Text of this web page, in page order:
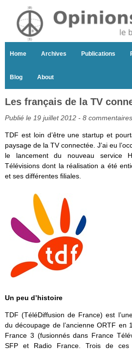
Home Archives Publications
Blog About
Les français de la TV
Publié le 19 juillet 2012 - 8 commentaires
TDF est loin d’être une startup et
paysage de la TV connectée. J’ai eu
le lancement du nouveau service
Télévisions dont la réalisation a été
et ses différentes filiales.
Un peu d’histoire
TDF (TéléDiffusion de France) est
du découpage de l’ancienne ORTF en
France 3 (fusionnés dans France
SFP et Radio France. Trois de